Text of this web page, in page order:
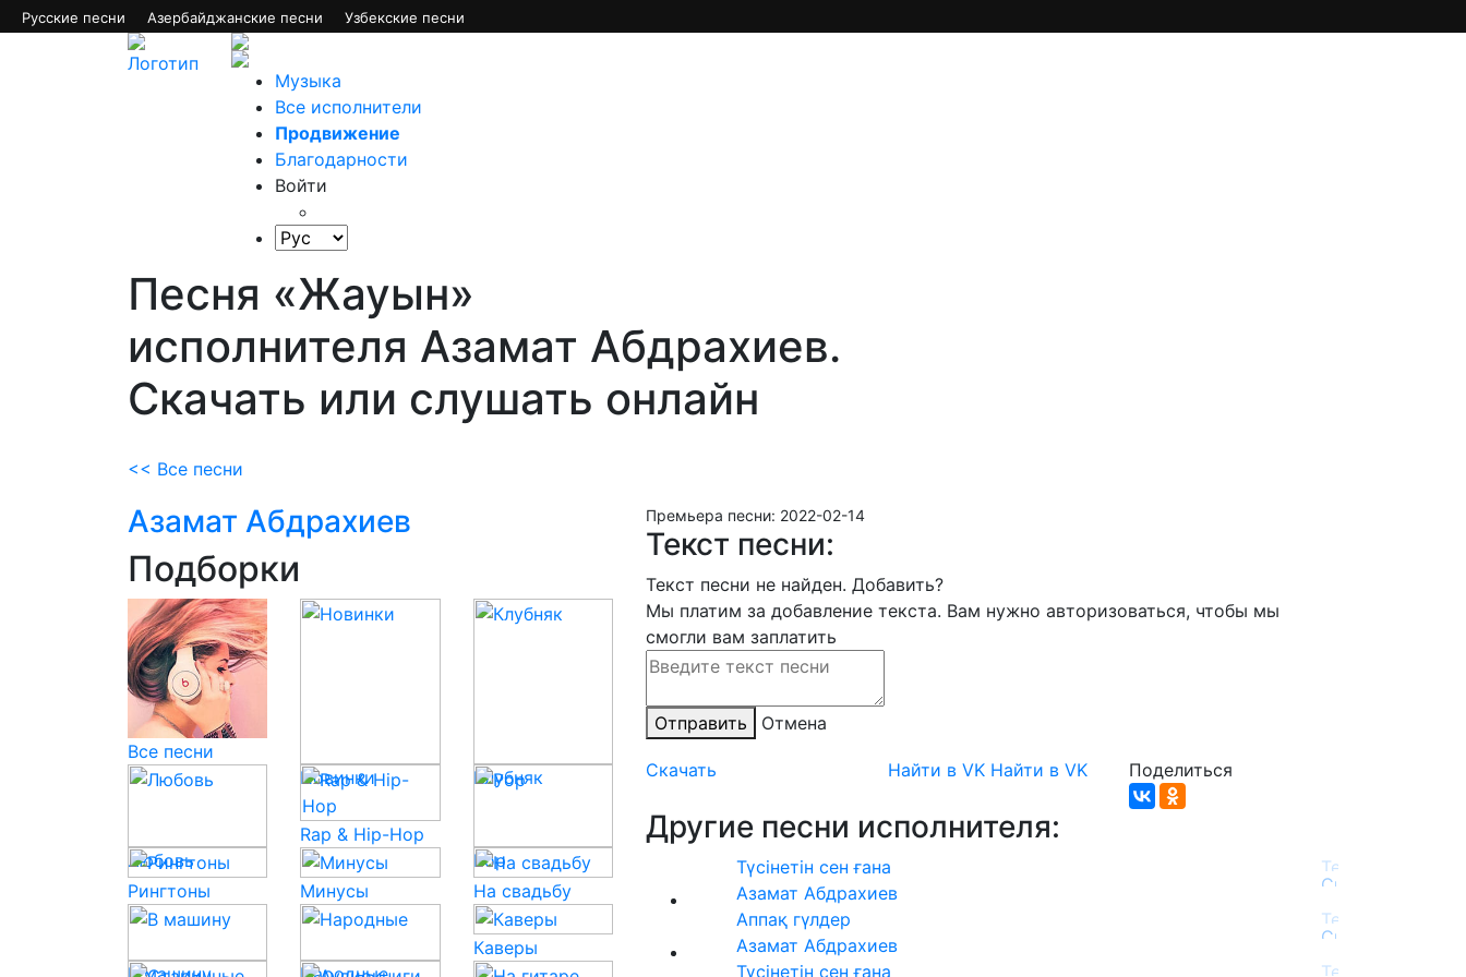
Русские песни Азербайджанские песни Узбекские песни
Музыка
Все исполнители
Продвижение
Благодарности
Войти
Песня «Жауын»
исполнителя Азамат Абдрахиев.
Скачать или слушать онлайн
<< Все песни
Премьера песни: 2022-02-14
Текст песни:
Текст песни не найден. Добавить?
Мы платим за добавление текста. Вам нужно авторизоваться, чтобы мы
смогли вам заплатить
Отправить Отмена
Скачать Найти в VK Найти в VK Поделиться
Другие песни исполнителя:
Түсінетін сен ғана
Азамат Абдрахиев
Аппақ гүлдер
Азамат Абдрахиев
Түсінетін сен ғана
Азамат Абдрахиев
Подборки
Все песни
Новинки
Клубняк
Любовь
Rap & Hip-Hop
Pop
Рингтоны
Минусы На свадьбу
Каверы